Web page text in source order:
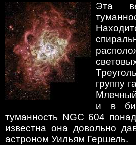
Эта
группу
и в
туманность NGC 604
известна она довольно
астроном Уильям Гершель.